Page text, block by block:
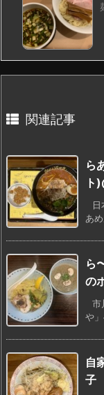
関連記事
ら
ト
あ
ら
の
市
や
自
子